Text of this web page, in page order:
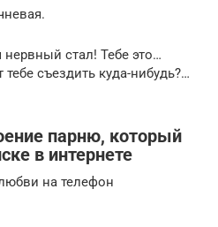
стал! Тебе это…
съездить куда-нибудь?…
парню, который
в интернете
на телефон